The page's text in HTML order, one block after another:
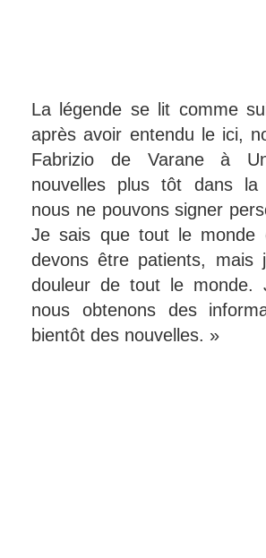
La légende se lit comme
après avoir entendu le ici,
Fabrizio de Varane à
nouvelles plus tôt dans la
nous ne pouvons signer
Je sais que tout le monde
devons être patients, mais
douleur de tout le monde.
nous obtenons des
bientôt des nouvelles. »